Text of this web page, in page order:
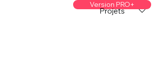
Version PRO+
Projets